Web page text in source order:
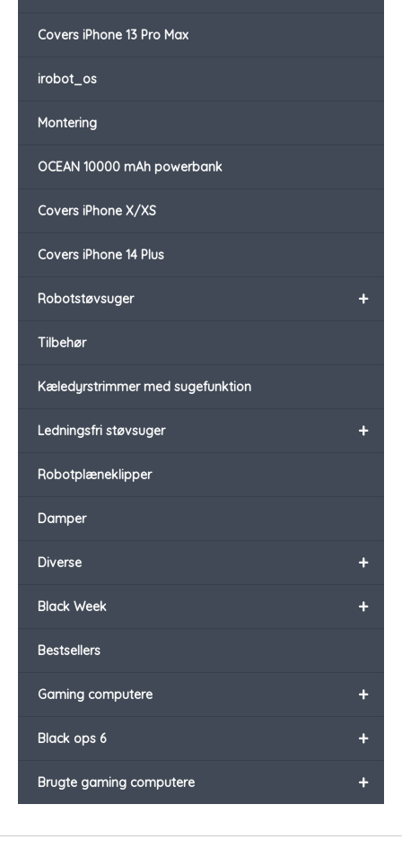
Covers iPhone 13 Pro Max
irobot_os
Montering
OCEAN 10000 mAh powerbank
Covers iPhone X/XS
Covers iPhone 14 Plus
+
Robotstøvsuger
Tilbehør
Kæledyrstrimmer med sugefunktion
+
Ledningsfri støvsuger
Robotplæneklipper
Damper
+
Diverse
+
Black Week
Bestsellers
+
Gaming computere
+
Black ops 6
+
Brugte gaming computere